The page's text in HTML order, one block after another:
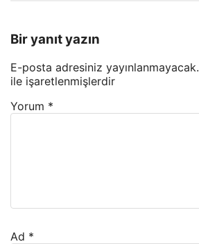
Bir yanıt yazın
E-posta adresiniz yayınlanmayacak.
ile işaretlenmişlerdir
Yorum *
Ad *